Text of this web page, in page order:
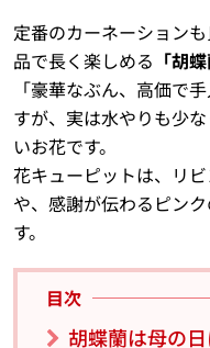
定番のカーネーション
品で長く楽しめる 「胡蝶
「豪華なぶん、高価で
すが、実は水やりも少
いお花です。
花キューピットは、リ
や、感謝が伝わるピン
す。
目次
胡蝶蘭は母の